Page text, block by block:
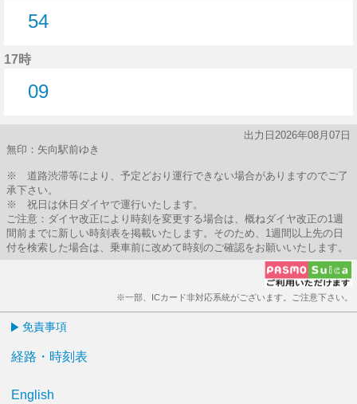
54
17時
09
出力日2026年08月07日
無印：矢向駅前ゆき
※ 道路渋滞等により、予定どおり運行できない場合がありますのでご了
承下さい。
※ 祝日は休日ダイヤで運行いたします。
ご注意：ダイヤ改正により時刻を変更する場合は、概ねダイヤ改正の1週
間前までに新しい時刻表を掲載いたします。そのため、1週間以上先の日
付を検索した場合は、乗車前に改めて時刻のご確認をお願いいたします。
※一部、ICカード非対応系統がございます。ご注意下さい。
免責事項
経路・時刻表
English